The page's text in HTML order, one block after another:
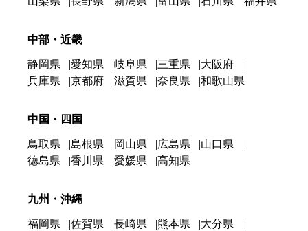
中部・近畿
静岡県 愛知県 岐阜県 三重県
大阪府
兵庫県
京都府 滋賀県 奈良県 和歌山県
中国・四国
鳥取県 島根県 岡山県 広島県
山口県
徳島県
香川県 愛媛県 高知県
九州・沖縄
福岡県 佐賀県 長崎県 熊本県
大分県